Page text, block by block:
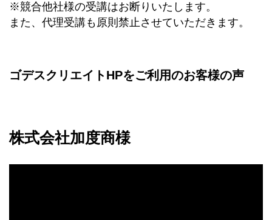
※競合他社様の受講はお断りいたします。
また、代理受講も原則禁止させていただきます。
ゴデスクリエイトHPをご利用のお客様の声
株式会社加度商様